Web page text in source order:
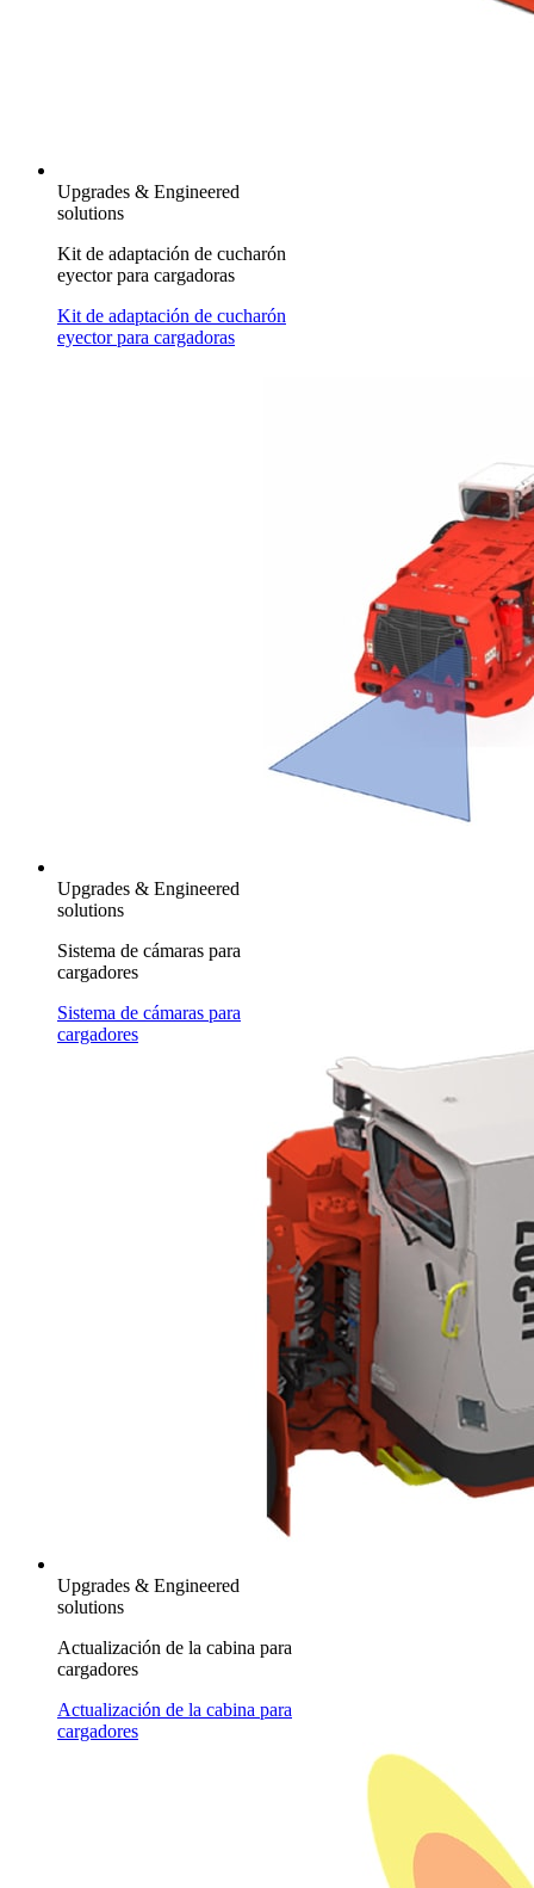
Upgrades & Engineered
solutions
Kit de adaptación de cucharón
eyector para cargadoras
Kit de adaptación de cucharón
eyector para cargadoras
Upgrades & Engineered
solutions
Sistema de cámaras para
cargadores
Sistema de cámaras para
cargadores
Upgrades & Engineered
solutions
Actualización de la cabina para
cargadores
Actualización de la cabina para
cargadores